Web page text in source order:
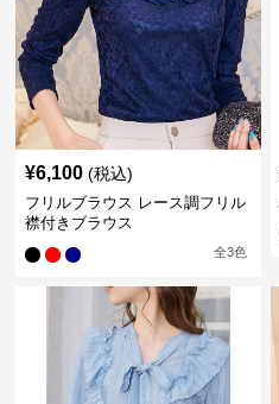
¥6,100 (税込)
フリルブラウス レース調フリル
襟付きブラウス
全3色